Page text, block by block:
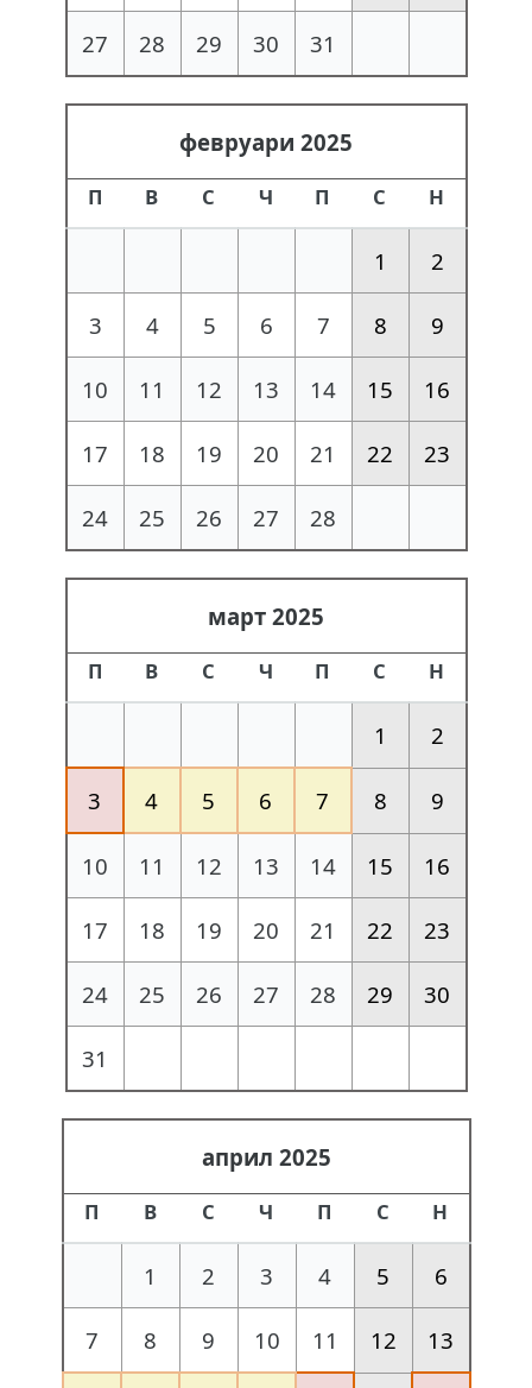
27 28 29 30 31
февруари 2025
П В С Ч П С Н
1 2
3 4 5 6 7 8 9
10 11 12 13 14 15 16
17 18 19 20 21 22 23
24 25 26 27 28
март 2025
П В С Ч П С Н
1 2
3 4 5 6 7 8 9
10 11 12 13 14 15 16
17 18 19 20 21 22 23
24 25 26 27 28 29 30
31
април 2025
П В С Ч П С Н
1 2 3 4 5 6
7 8 9 10 11 12 13